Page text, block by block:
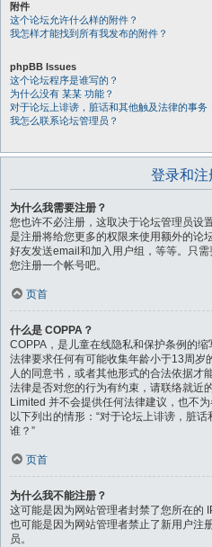
附件
这个论坛允许什么样的附件？
我怎样才能找到所有我发布的附件？
phpBB Issues
这个论坛程序是谁写的？
为什么没有 某某 功能？
对于论坛上诽谤，脏话和其他触及法律的事务
我怎么联系论坛管理员？
登录和注
为什么我需要注册？
您也许不必注册，这取决于论坛管理员设
是注册将给您更多的权限来使用额外的论
好友发送email和加入用户组，等等。只
您注册一个帐号吧。
页首
什么是 COPPA？
COPPA，是儿童在线隐私和保护条例的
法律要求任何有可能收集年龄小于13周岁
人的同意书，或者其他形式的合法依据才
法律是否对您的行为有约束，请联络就近
Limited 并不会提供任何法律建议，也不
以下列出的情形：“对于论坛上诽谤，脏
谁？”
页首
为什么我不能注册？
这可能是因为网站管理者封禁了您所在的
也可能是因为网站管理者禁止了新用户注
员。